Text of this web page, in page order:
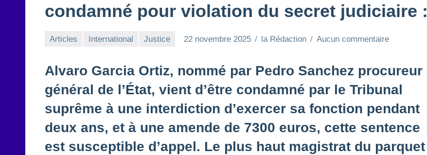
condamné pour violation du secret judiciaire :
Articles International Justice 22 novembre 2025 la Rédaction Aucun commentaire
Alvaro Garcia Ortiz, nommé par Pedro Sanchez procureur
général de l’État, vient d’être condamné par le Tribunal
suprême à une interdiction d’exercer sa fonction pendant
deux ans, et à une amende de 7300 euros, cette sentence
est susceptible d’appel. Le plus haut magistrat du parquet